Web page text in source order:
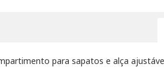
para sapatos e alça